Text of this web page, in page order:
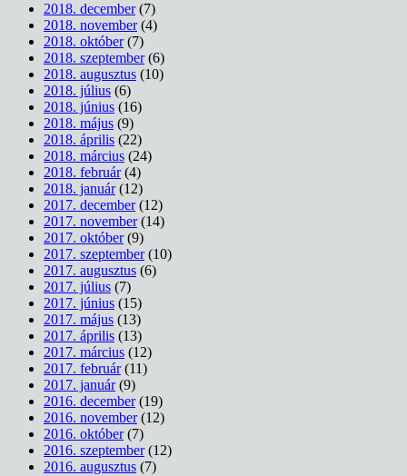
2018. december(7)
2018. november(4)
2018. október(7)
2018. szeptember(6)
2018. augusztus (10)
2018. július (6)
2018. június (16)
2018. május (9)
2018. április (22)
2018. március (24)
2018. február(4)
2018. január(12)
2017. december(12)
2017. november(14)
2017. október(9)
2017. szeptember(10)
2017. augusztus (6)
2017. július (7)
2017. június (15)
2017. május (13)
2017. április (13)
2017. március (12)
2017. február(11)
2017. január(9)
2016. december(19)
2016. november(12)
2016. október(7)
2016. szeptember(12)
2016. augusztus (7)